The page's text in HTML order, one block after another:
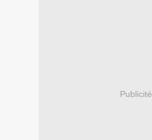
Publicité